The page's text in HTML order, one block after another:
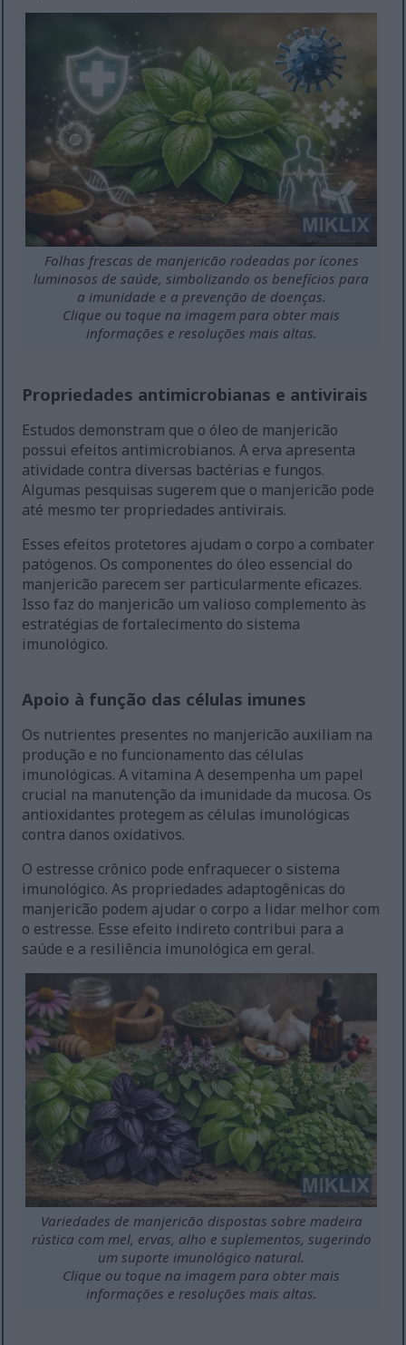
Folhas frescas de manjericão rodeadas por ícones
luminosos de saúde, simbolizando os benefícios para
a imunidade e a prevenção de doenças.
Clique ou toque na imagem para obter mais
informações e resoluções mais altas.
Propriedades antimicrobianas e antivirais
Estudos demonstram que o óleo de manjericão
possui efeitos antimicrobianos. A erva apresenta
atividade contra diversas bactérias e fungos.
Algumas pesquisas sugerem que o manjericão pode
até mesmo ter propriedades antivirais.
Esses efeitos protetores ajudam o corpo a combater
patógenos. Os componentes do óleo essencial do
manjericão parecem ser particularmente eficazes.
Isso faz do manjericão um valioso complemento às
estratégias de fortalecimento do sistema
imunológico.
Apoio à função das células imunes
Os nutrientes presentes no manjericão auxiliam na
produção e no funcionamento das células
imunológicas. A vitamina A desempenha um papel
crucial na manutenção da imunidade da mucosa. Os
antioxidantes protegem as células imunológicas
contra danos oxidativos.
O estresse crônico pode enfraquecer o sistema
imunológico. As propriedades adaptogênicas do
manjericão podem ajudar o corpo a lidar melhor com
o estresse. Esse efeito indireto contribui para a
saúde e a resiliência imunológica em geral.
Variedades de manjericão dispostas sobre madeira
rústica com mel, ervas, alho e suplementos, sugerindo
um suporte imunológico natural.
Clique ou toque na imagem para obter mais
informações e resoluções mais altas.